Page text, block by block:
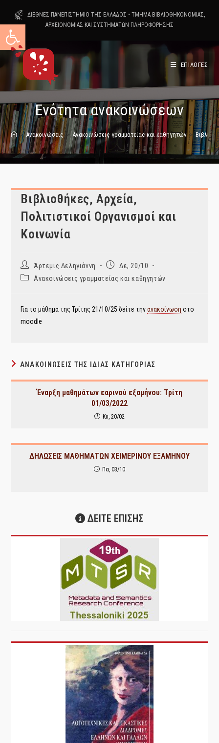
Ανοίξτε τη γραμμή εργαλείων
content
ΔΙΕΘΝΕΣ ΠΑΝΕΠΙΣΤΗΜΙΟ ΤΗΣ ΕΛΛΑΔΟΣ • ΤΜΗΜΑ ΒΙΒΛΙΟΘΗΚΟΝΟΜΙΑΣ,
ΑΡΧΕΙΟΝΟΜΙΑΣ ΚΑΙ ΣΥΣΤΗΜΑΤΩΝ ΠΛΗΡΟΦΟΡΗΣΗΣ
ΕΠΙΛΟΓΕΣ
Ενότητα ανακοινώσεων
> Ανακοινώσεις > Ανακοινώσεις γραμματείας και καθηγητών >
Βιβλιοθήκες, Αρχεία,
Πολιτιστικοί Οργανισμοί και
Κοινωνία
Post
author:
Άρτεμις Δεληγιάννη
PostΔε, 20/10
PostΑνακοινώσεις γραμματείας και καθηγητών
Για το μάθημα της Τρίτης 21/10/25 δείτε τηνανακοίνωση στο
moodle
ΑΝΑΚΟΙΝΏΣΕΙΣ ΤΗΣ ΊΔΙΑΣ ΚΑΤΗΓΟΡΊΑΣ
Έναρξη μαθημάτων εαρινού εξαμήνου: Τρίτη
01/03/2022
Κυ, 20/02
ΔΗΛΩΣΕΙΣ ΜΑΘΗΜΑΤΩΝ ΧΕΙΜΕΡΙΝΟΥ ΕΞΑΜΗΝΟΥ
Πα, 03/10
ΔΕΙΤΕ ΕΠΙΣΗΣ